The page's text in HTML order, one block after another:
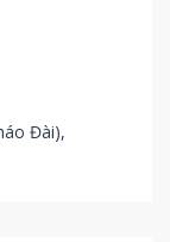
Đài),